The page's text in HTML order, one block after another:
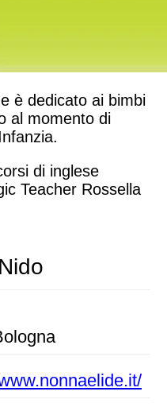
è dedicato ai bimbi
al momento di
di inglese
Teacher Rossella
Nido